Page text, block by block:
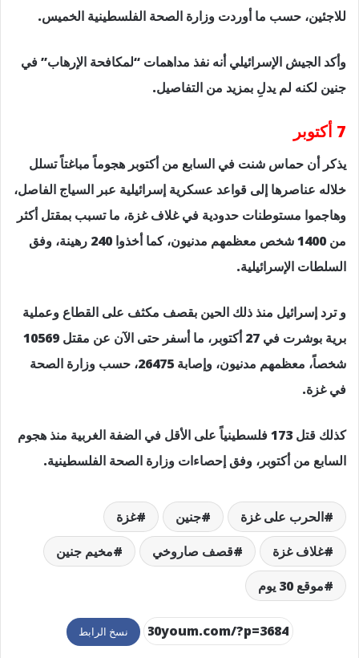
للاجئين، حسب ما أوردت وزارة الصحة الفلسطينية الخميس.
وأكد الجيش الإسرائيلي أنه نفذ مداهمات “لمكافحة الإرهاب” في
جنين لكنه لم يدلِ بمزيد من التفاصيل.
7 أكتوبر
يذكر أن حماس شنت في السابع من أكتوبر هجوماً مباغتاً تسلل
خلاله عناصرها إلى قواعد عسكرية إسرائيلية عبر السياج الفاصل،
وهاجموا مستوطنات حدودية في غلاف غزة، ما تسبب بمقتل أكثر
من 1400 شخص معظمهم مدنيون، كما أخذوا 240 رهينة، وفق
السلطات الإسرائيلية.
و ترد إسرائيل منذ ذلك الحين بقصف مكثف على القطاع وعملية
برية بوشرت في 27 أكتوبر، ما أسفر حتى الآن عن مقتل 10569
شخصاً، معظمهم مدنيون، وإصابة 26475، حسب وزارة الصحة
في غزة.
كذلك قتل 173 فلسطينياً على الأقل في الضفة الغربية منذ هجوم
السابع من أكتوبر، وفق إحصاءات وزارة الصحة الفلسطينية.
الحرب على غزة جنين
غزة
غلاف غزة
قصف صاروخي
مخيم جنين
موقع 30 يوم
نسخ الرابط